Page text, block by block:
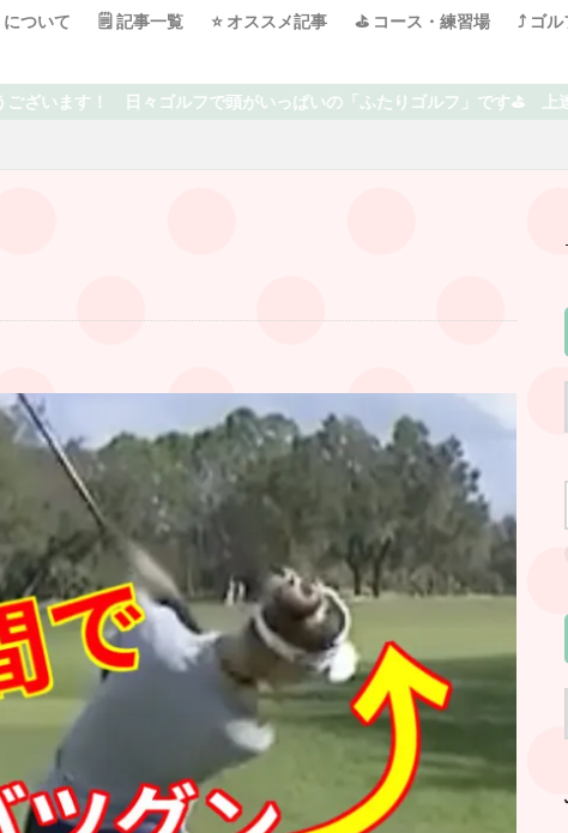
ついて 🗒 記事一覧 ⭐️ オススメ記事 ⛳️ コース・練習場 ⤴️ ゴ
ふたりゴルフ」です⛳️ 上達を目指している中での失敗や気付き、オス